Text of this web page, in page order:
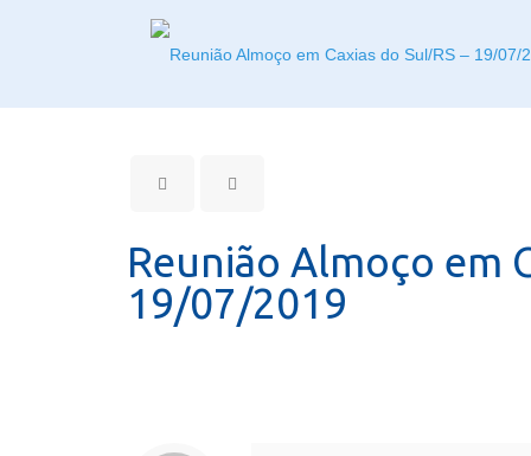
Reunião Almoço em
19/07/2019